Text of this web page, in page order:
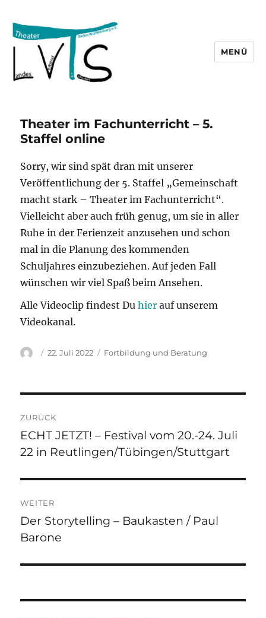
MENÜ
Theater im Fachunterricht – 5.
Staffel online
Sorry, wir sind spät dran mit unserer
Veröffentlichung der 5. Staffel „Gemeinschaft
macht stark – Theater im Fachunterricht“.
Vielleicht aber auch früh genug, um sie in aller
Ruhe in der Ferienzeit anzusehen und schon
mal in die Planung des kommenden
Schuljahres einzubeziehen. Auf jeden Fall
wünschen wir viel Spaß beim Ansehen.
Alle Videoclip findest Duhier auf unserem
Videokanal.
AutorVeröffentlicht
22. Juli 2022 Kategorien
Fortbildung und Beratung
ZURÜCK
Vorheriger
Beitrag:
ECHT JETZT! – Festival vom 20.-24. Juli
22 in Reutlingen/Tübingen/Stuttgart
WEITER
Nächster
Beitrag:
Der Storytelling – Baukasten / Paul
Barone